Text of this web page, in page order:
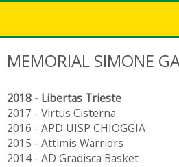
MEMORIAL SIMONE
2018 - Libertas Trieste
2017 - Virtus Cisterna
2016 - APD UISP CHIOGGIA
2015 - Attimis Warriors
2014 - AD Gradisca Basket